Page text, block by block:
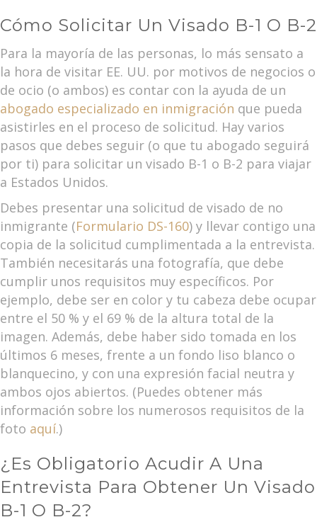
Cómo Solicitar Un Visado B-1 O B-2
Para la mayoría de las personas, lo más sensato a
la hora de visitar EE. UU. por motivos de negocios o
de ocio (o ambos) es contar con la ayuda de un
abogado especializado en inmigración que pueda
asistirles en el proceso de solicitud. Hay varios
pasos que debes seguir (o que tu abogado seguirá
por ti) para solicitar un visado B-1 o B-2 para viajar
a Estados Unidos.
Debes presentar una solicitud de visado de no
inmigrante (Formulario DS-160) y llevar contigo una
copia de la solicitud cumplimentada a la entrevista.
También necesitarás una fotografía, que debe
cumplir unos requisitos muy específicos. Por
ejemplo, debe ser en color y tu cabeza debe ocupar
entre el 50 % y el 69 % de la altura total de la
imagen. Además, debe haber sido tomada en los
últimos 6 meses, frente a un fondo liso blanco o
blanquecino, y con una expresión facial neutra y
ambos ojos abiertos. (Puedes obtener más
información sobre los numerosos requisitos de la
foto aquí.)
¿Es Obligatorio Acudir A Una
Entrevista Para Obtener Un Visado
B-1 O B-2?